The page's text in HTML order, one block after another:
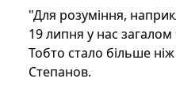
"Для розуміння,
19 липня у нас
Тобто стало більше
Степанов.